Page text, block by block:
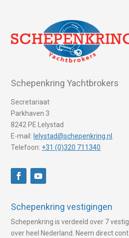
Schepenkring Yachtbrokers
Secretariaat
Parkhaven 3
8242 PE Lelystad
E-mail: lelystad@schepenkring.nl
Telefoon: +31 (0)320 711340
Schepenkring vestigingen
Schepenkring is verdeeld over 7
over heel Nederland. Neem direct